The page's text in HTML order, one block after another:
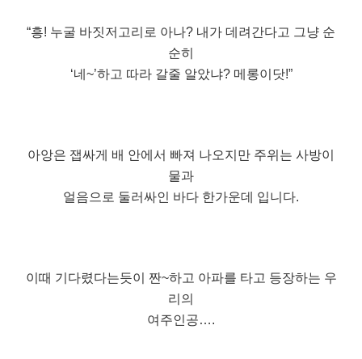
“흥! 누굴 바짓저고리로 아나? 내가 데려간다고 그냥 순
순히
‘네~’하고 따라 갈줄 알았냐? 메롱이닷!”
아앙은 잽싸게 배 안에서 빠져 나오지만 주위는 사방이
물과
얼음으로 둘러싸인 바다 한가운데 입니다.
이때 기다렸다는듯이 짠~하고 아파를 타고 등장하는 우
리의
여주인공….